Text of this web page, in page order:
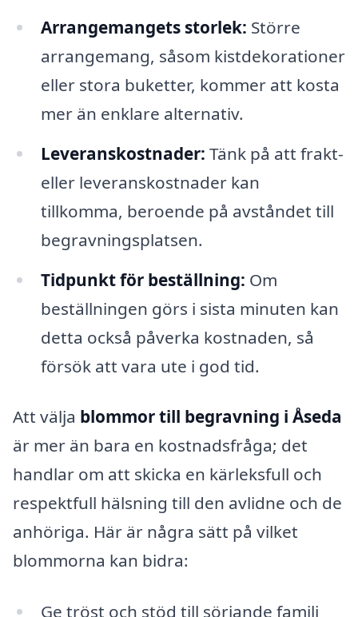
Arrangemangets storlek: Större
arrangemang, såsom kistdekorationer
eller stora buketter, kommer att kosta
mer än enklare alternativ.
Leveranskostnader: Tänk på att frakt-
eller leveranskostnader kan
tillkomma, beroende på avståndet till
begravningsplatsen.
Tidpunkt för beställning: Om
beställningen görs i sista minuten kan
detta också påverka kostnaden, så
försök att vara ute i god tid.
Att välja blommor till begravning i Åseda
är mer än bara en kostnadsfråga; det
handlar om att skicka en kärleksfull och
respektfull hälsning till den avlidne och de
anhöriga. Här är några sätt på vilket
blommorna kan bidra:
Ge tröst och stöd till sörjande familj